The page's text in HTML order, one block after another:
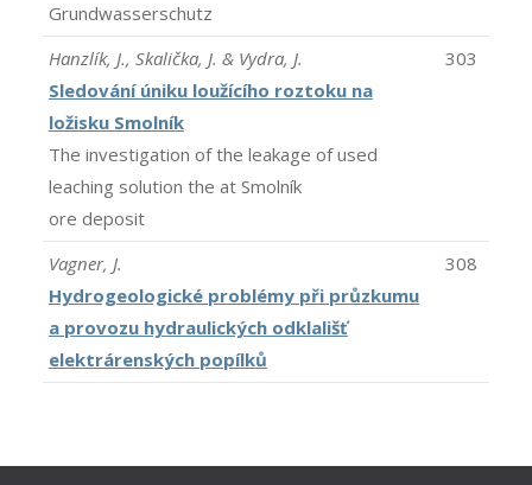
Grundwasserschutz
Hanzlík, J., Skalička, J. & Vydra, J.
Sledování úniku loužícího roztoku na
ložisku Smolník
The investigation of the leakage of used
leaching solution the at Smolník
ore deposit
303
Vagner, J.
Hydrogeologické problémy při průzkumu
a provozu hydraulických odklališť
elektrárenských popílků
308